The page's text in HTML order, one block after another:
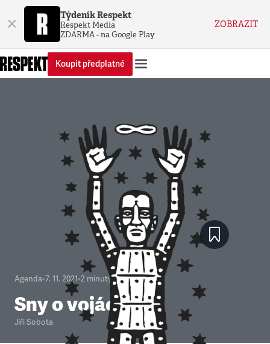
× Týdeník Respekt
Respekt Media
ZDARMA - na Google Play
ZOBRAZIT
Koupit předplatné
Agenda•7. 11. 2021•2 minuty
Sny o vojácích
Jiří Sobota